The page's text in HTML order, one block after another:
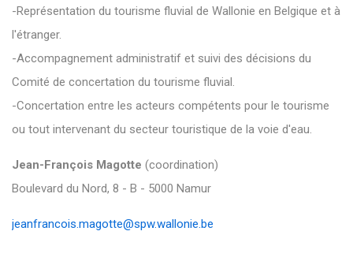
-Représentation du tourisme fluvial de Wallonie en Belgique et à
l'étranger.
-Accompagnement administratif et suivi des décisions du
Comité de concertation du tourisme fluvial.
-Concertation entre les acteurs compétents pour le tourisme
ou tout intervenant du secteur touristique de la voie d'eau.
Jean-François Magotte (coordination)
Boulevard du Nord, 8 - B - 5000 Namur
jeanfrancois.magotte@spw.wallonie.be